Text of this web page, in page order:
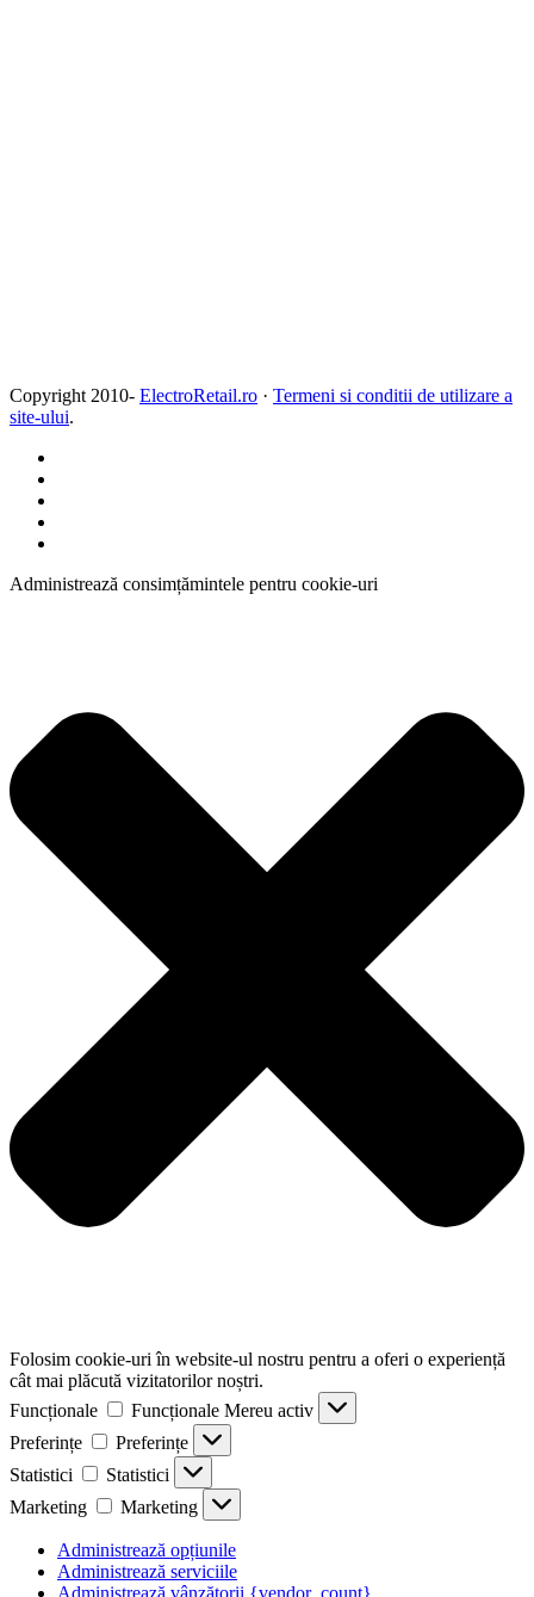
Copyright 2010- ElectroRetail.ro · Termeni si conditii de utilizare a
site-ului.
Administrează consimțămintele pentru cookie-uri
Folosim cookie-uri în website-ul nostru pentru a oferi o experiență
cât mai plăcută vizitatorilor noștri.
Funcționale
Funcționale Mereu activ
Preferințe
Preferințe
Statistici
Statistici
Marketing
Marketing
Administrează opțiunile
Administrează serviciile